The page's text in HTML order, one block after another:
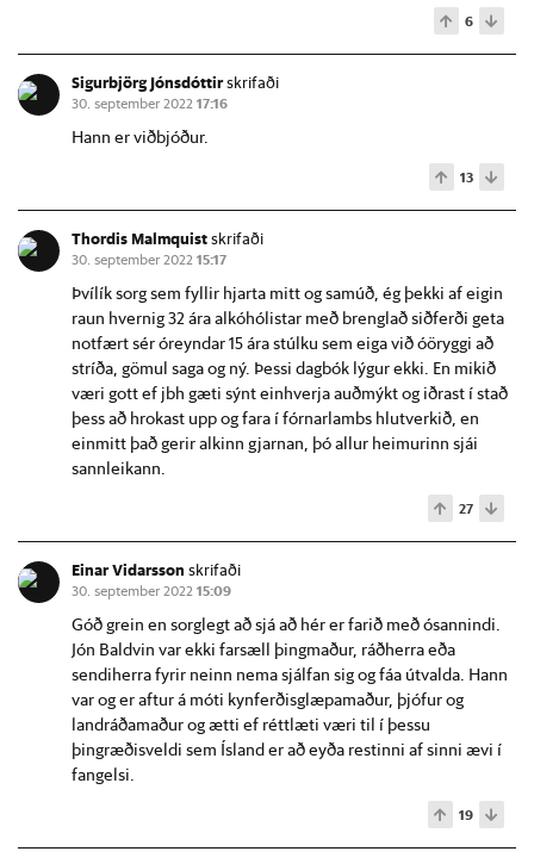
6
Sigurbjörg Jónsdóttirskrifaði
30. september 202217:16
Hann er viðbjóður.
13
Thordis Malmquistskrifaði
30. september 202215:17
Þvílík sorg sem fyllir hjarta mitt og samúð, ég þekki af eigin
raun hvernig 32 ára alkóhólistar með brenglað siðferði geta
notfært sér óreyndar 15 ára stúlku sem eiga við óöryggi að
stríða, gömul saga og ný. Þessi dagbók lýgur ekki. En mikið
væri gott ef jbh gæti sýnt einhverja auðmýkt og iðrast í stað
þess að hrokast upp og fara í fórnarlambs hlutverkið, en
einmitt það gerir alkinn gjarnan, þó allur heimurinn sjái
sannleikann.
27
Einar Vidarsson skrifaði
30. september 202215:09
Góð grein en sorglegt að sjá að hér er farið með ósannindi.
Jón Baldvin var ekki farsæll þingmaður, ráðherra eða
sendiherra fyrir neinn nema sjálfan sig og fáa útvalda. Hann
var og er aftur á móti kynferðisglæpamaður, þjófur og
landráðamaður og ætti ef réttlæti væri til í þessu
þingræðisveldi sem Ísland er að eyða restinni af sinni ævi í
fangelsi.
19